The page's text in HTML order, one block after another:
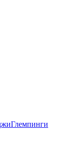
Глемпинги